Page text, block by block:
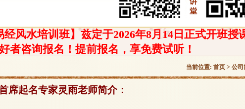
风水培训班】兹定于2026年8月14日正式开班授
者咨询报名！提前报名，享免费试听！
当前位置: 首页 > 公司
席起名专家灵雨老师简介：